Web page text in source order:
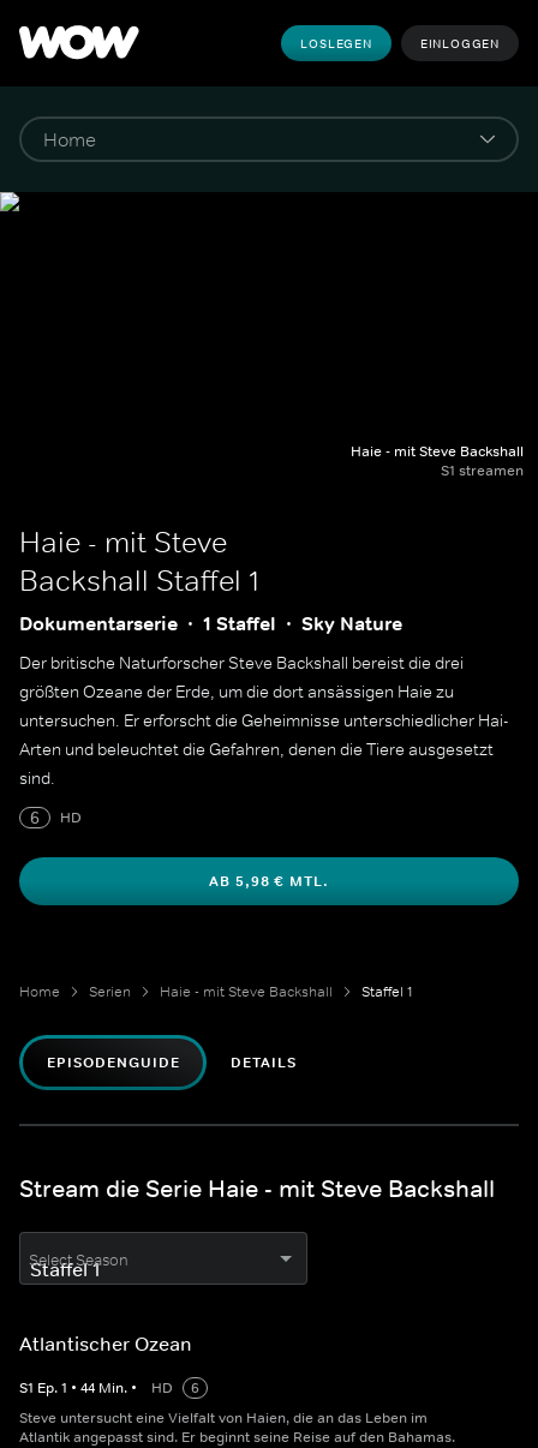
LOSLEGEN EINLOGGEN
Haie - mit Steve Backshall
S1 streamen
Haie - mit Steve
Backshall Staffel 1
Dokumentarserie 1 Staffel Sky Nature
Der britische Naturforscher Steve Backshall bereist die drei
größten Ozeane der Erde, um die dort ansässigen Haie zu
untersuchen. Er erforscht die Geheimnisse unterschiedlicher Hai-
Arten und beleuchtet die Gefahren, denen die Tiere ausgesetzt
sind.
6
HD
AB 5,98 € MTL.
Home Serien Haie - mit Steve Backshall Staffel 1
EPISODENGUIDE DETAILS
Stream die Serie Haie - mit Steve Backshall
Select Season
Atlantischer Ozean
S1 Ep.1 • 44 Min. • HD
6
Steve untersucht eine Vielfalt von Haien, die an das Leben im
Atlantik angepasst sind. Er beginnt seine Reise auf den Bahamas.